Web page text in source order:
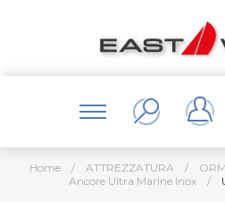
Home / ATTREZZATURA /
Ancore Ultra Marine Inox
/